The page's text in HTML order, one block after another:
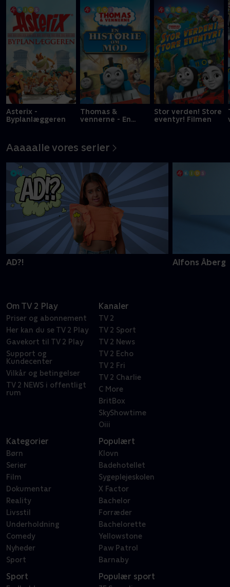
Asterix -
Byplanlæggeren
Thomas &
vennerne - En
Stor verden! Store
eventyr! Filmen
Aaaaalle vores serier
AD?! Alfons Åberg
Om TV 2 Play
Priser og abonnement
Her kan du se TV 2 Play
Gavekort til TV 2 Play
Support og
Kundecenter
Vilkår og betingelser
TV 2 NEWS i offentligt
rum
Kanaler
TV 2
TV 2 Sport
TV 2 News
TV 2 Echo
TV 2 Fri
TV 2 Charlie
C More
BritBox
SkyShowtime
Oiii
Kategorier
Børn
Serier
Film
Dokumentar
Reality
Livsstil
Underholdning
Comedy
Nyheder
Sport
Populært
Klovn
Badehotellet
Sygeplejeskolen
X Factor
Bachelor
Forræder
Bachelorette
Yellowstone
Paw Patrol
Barnaby
Sport Populær sport